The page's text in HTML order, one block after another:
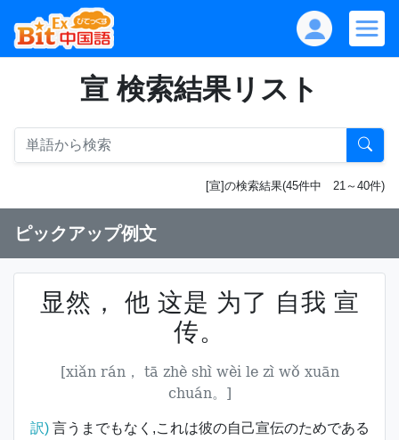
宣 検索結果リスト
[宣]の検索結果(45件中 21～40件)
ピックアップ例文
显然， 他 这是 为了 自我 宣
传。
[xiǎn rán， tā zhè shì wèi le zì wǒ xuān
chuán。]
訳)言うまでもなく,これは彼の自己宣伝のためである